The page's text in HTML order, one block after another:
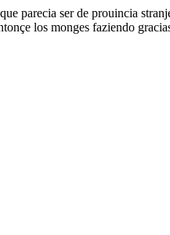
parecia ser de prouincia
los monges faziendo